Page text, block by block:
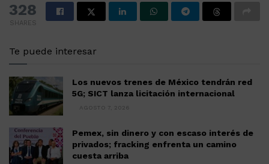
328
SHARES
Te puede interesar
Los nuevos trenes de México tendrán red
5G; SICT lanza licitación internacional
AGOSTO 7, 2026
Pemex, sin dinero y con escaso interés de
privados; fracking enfrenta un camino
cuesta arriba